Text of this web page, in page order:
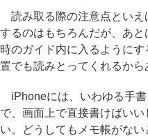
読み取る際の注意点といえ
するのはもちろんだが、あ
時のガイド内に入るように
置でも読みとってくれるから
iPhoneには、いわゆる手
で、画面上で直接書けばい
い。どうしてもメモ帳がな